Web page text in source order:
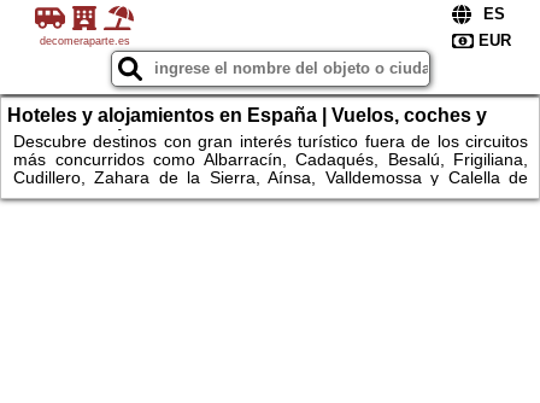
decomeraparte.es
Hoteles y alojamientos en España | Vuelos, coches y
escapadas únicas
Descubre destinos con gran interés turístico fuera de los circuitos
más concurridos como Albarracín, Cadaqués, Besalú, Frigiliana,
Cudillero, Zahara de la Sierra, Aínsa, Valldemossa y Calella de
Palafrugell. Explora espacios naturales como el Parque Nacional